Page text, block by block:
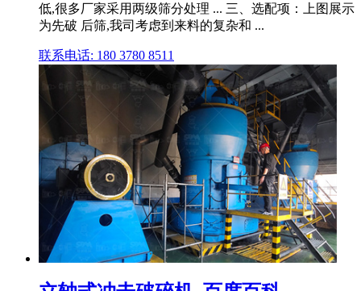
低,很多厂家采用两级筛分处理 ... 三、选配项：上图展示
为先破 后筛,我司考虑到来料的复杂和 ...
联系电话: 180 3780 8511